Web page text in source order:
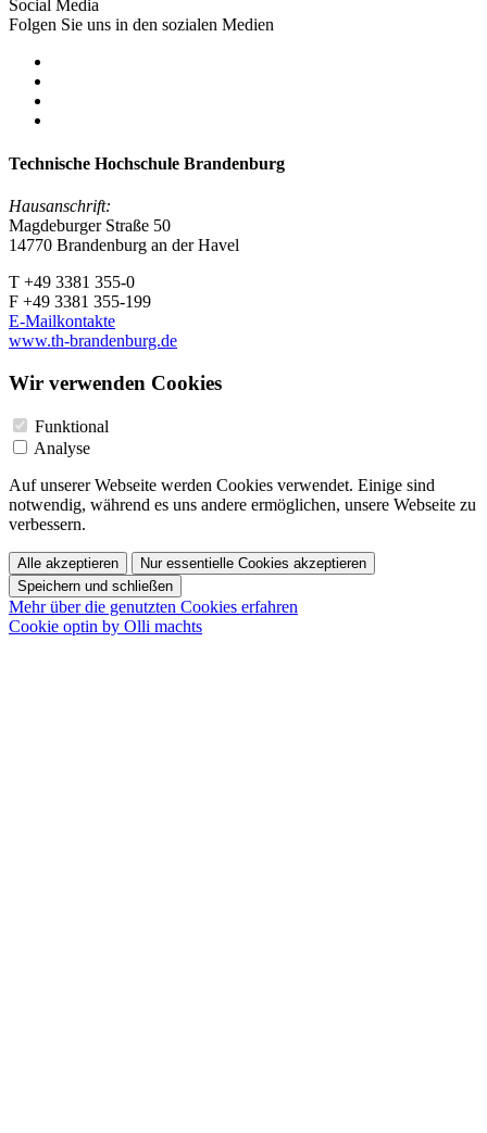
Social Media
Folgen Sie uns in den sozialen Medien
Technische Hochschule Brandenburg
Hausanschrift:
Magdeburger Straße 50
14770 Brandenburg an der Havel
T +49 3381 355-0
F +49 3381 355-199
E-Mailkontakte
www.th-brandenburg.de
Wir verwenden Cookies
Funktional
Analyse
Auf unserer Webseite werden Cookies verwendet. Einige sind
notwendig, während es uns andere ermöglichen, unsere Webseite zu
verbessern.
Alle akzeptieren
Nur essentielle Cookies akzeptieren
Speichern und schließen
Mehr über die genutzten Cookies erfahren
Cookie optin by Olli machts